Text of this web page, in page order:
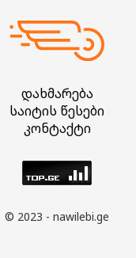
დახმარება
საიტის წესები
კონტაქტი
© 2023 - nawilebi.ge